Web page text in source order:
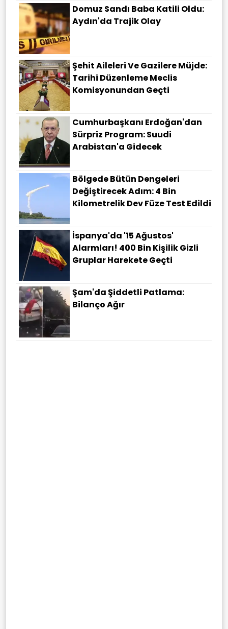
Domuz Sandı Baba Katili Oldu:
Aydın'da Trajik Olay
Şehit Aileleri Ve Gazilere Müjde:
Tarihi Düzenleme Meclis
Komisyonundan Geçti
Cumhurbaşkanı Erdoğan'dan
Sürpriz Program: Suudi
Arabistan'a Gidecek
Bölgede Bütün Dengeleri
Değiştirecek Adım: 4 Bin
Kilometrelik Dev Füze Test Edildi
İspanya'da '15 Ağustos'
Alarmları! 400 Bin Kişilik Gizli
Gruplar Harekete Geçti
Şam'da Şiddetli Patlama:
Bilanço Ağır